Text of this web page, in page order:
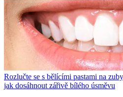
Rozlučte se s bělícími pastami na
jak dosáhnout zářivě bílého úsměvu